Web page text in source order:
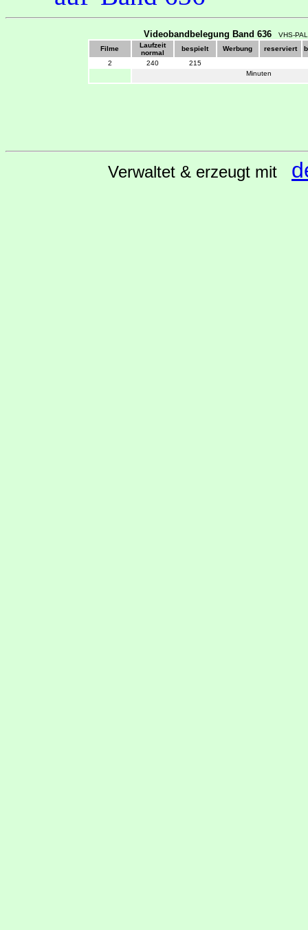
Videobandbelegung Band 636
VHS-
Filme
Laufzeit
normal
bespielt Werbung reserviert
2
240
215
Minuten
Verwaltet & erzeugt mit